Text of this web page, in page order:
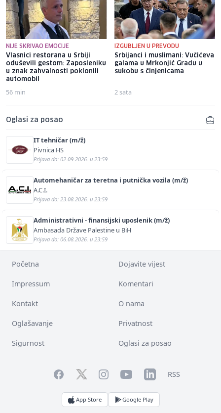
NIJE SKRIVAO EMOCIJE
Vlasnici restorana u Srbiji
oduševili gestom: Zaposleniku
u znak zahvalnosti poklonili
automobil
56 min
IZGUBLJEN U PREVODU
Srbijanci i muslimani: Vučićeva
galama u Mrkonjić Gradu u
sukobu s činjenicama
2 sata
Oglasi za posao
IT tehničar (m/ž)
Pivnica HS
Prijava do: 02.09.2026. u 23:59
Automehaničar za teretna i putnička vozila (m/ž)
A.C.I.
Prijava do: 23.08.2026. u 23:59
Administrativni - finansijski uposlenik (m/ž)
Ambasada Države Palestine u BiH
Prijava do: 06.08.2026. u 23:59
Početna Dojavite vijest
Impressum Komentari
Kontakt O nama
Oglašavanje Privatnost
Sigurnost Oglasi za posao
FacebookTwitterInstagramYouTubeLinkedInRSS
App Store Google Play